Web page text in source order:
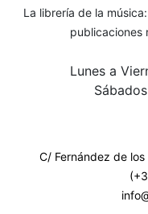
La librería de la
publicaciones
Lunes a
C/ Fernández de